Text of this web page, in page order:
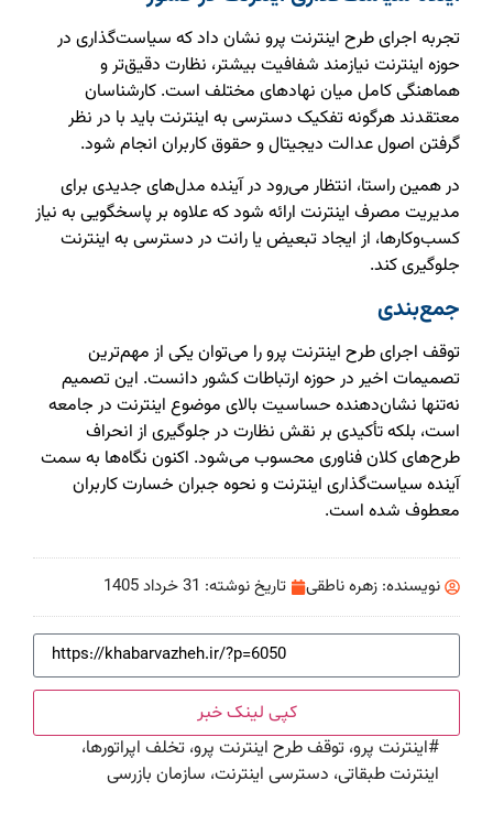
تجربه اجرای طرح اینترنت پرو نشان داد که سیاست‌گذاری در
حوزه اینترنت نیازمند شفافیت بیشتر، نظارت دقیق‌تر و
هماهنگی کامل میان نهادهای مختلف است. کارشناسان
معتقدند هرگونه تفکیک دسترسی به اینترنت باید با در نظر
گرفتن اصول عدالت دیجیتال و حقوق کاربران انجام شود.
در همین راستا، انتظار می‌رود در آینده مدل‌های جدیدی برای
مدیریت مصرف اینترنت ارائه شود که علاوه بر پاسخگویی به نیاز
کسب‌وکارها، از ایجاد تبعیض یا رانت در دسترسی به اینترنت
جلوگیری کند.
جمع‌بندی
توقف اجرای طرح اینترنت پرو را می‌توان یکی از مهم‌ترین
تصمیمات اخیر در حوزه ارتباطات کشور دانست. این تصمیم
نه‌تنها نشان‌دهنده حساسیت بالای موضوع اینترنت در جامعه
است، بلکه تأکیدی بر نقش نظارت در جلوگیری از انحراف
طرح‌های کلان فناوری محسوب می‌شود. اکنون نگاه‌ها به سمت
آینده سیاست‌گذاری اینترنت و نحوه جبران خسارت کاربران
معطوف شده است.
نویسنده: زهره ناطقی تاریخ نوشته: 31 خرداد 1405
کپی لینک خبر
#اینترنت پرو، توقف طرح اینترنت پرو، تخلف اپراتورها،
اینترنت طبقاتی، دسترسی اینترنت، سازمان بازرسی